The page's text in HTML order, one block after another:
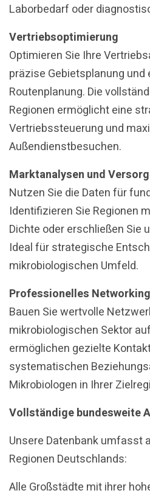
Laborbedarf oder
Vertriebsoptimierung
Optimieren Sie Ihre
präzise Gebietsplanung und
Routenplanung. Die
Regionen ermöglicht eine
Vertriebssteuerung und
Außendienstbesuchen.
Marktanalysen und
Nutzen Sie die Daten für
Identifizieren Sie Regionen
Dichte oder erschließen Sie
Ideal für strategische
mikrobiologischen Umfeld.
Professionelles Networking
Bauen Sie wertvolle
mikrobiologischen Sektor
ermöglichen gezielte
systematischen
Mikrobiologen in Ihrer
Vollständige bundesweite
Unsere Datenbank umfasst
Regionen Deutschlands:
Alle Großstädte mit ihrer